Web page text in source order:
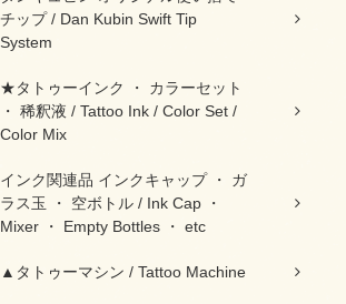
チップ / Dan Kubin Swift Tip
System
★タトゥーインク ・ カラーセット
・ 稀釈液 / Tattoo Ink / Color Set /
Color Mix
インク関連品 インクキャップ ・ ガ
ラス玉 ・ 空ボトル / Ink Cap ・
Mixer ・ Empty Bottles ・ etc
▲タトゥーマシン / Tattoo Machine